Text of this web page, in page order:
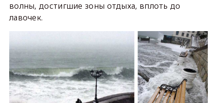
волны, достигшие зоны отдыха, вплоть до
лавочек.